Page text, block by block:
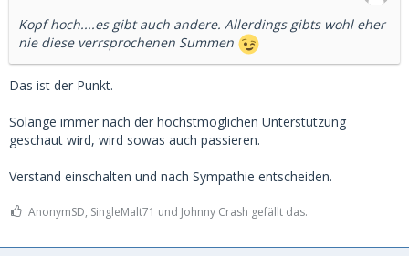
Kopf hoch....es gibt auch andere. Allerdings gibts wohl eher
nie diese verrsprochenen Summen
Das ist der Punkt.
Solange immer nach der höchstmöglichen Unterstützung
geschaut wird, wird sowas auch passieren.
Verstand einschalten und nach Sympathie entscheiden.
AnonymSD, SingleMalt71 und Johnny Crash gefällt das.